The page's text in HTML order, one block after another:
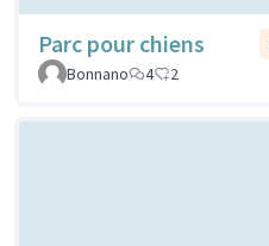
Parc pour chiens
Bonnano
4 2